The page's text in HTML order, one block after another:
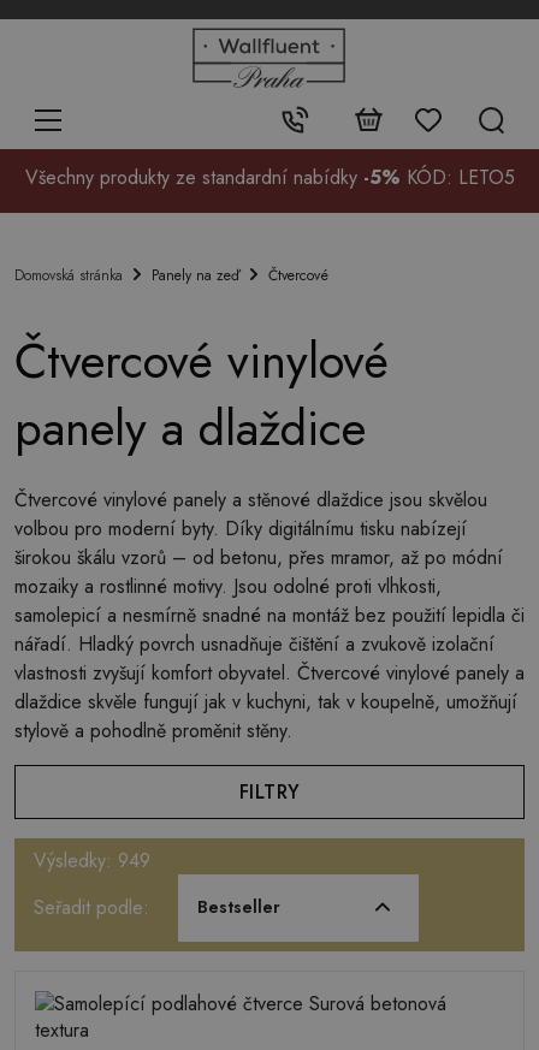
Kontakt:
+48
99
Všechny produkty ze standardní nabídky -5% KÓD: LETO5
Domovská stránka Panely na zeď Čtvercové
Čtvercové vinylové
panely a dlaždice
Čtvercové vinylové panely a stěnové dlaždice jsou skvělou
volbou pro moderní byty. Díky digitálnímu tisku nabízejí
širokou škálu vzorů – od betonu, přes mramor, až po módní
mozaiky a rostlinné motivy. Jsou odolné proti vlhkosti,
samolepicí a nesmírně snadné na montáž bez použití lepidla či
nářadí. Hladký povrch usnadňuje čištění a zvukově izolační
vlastnosti zvyšují komfort obyvatel. Čtvercové vinylové panely a
dlaždice skvěle fungují jak v kuchyni, tak v koupelně, umožňují
stylově a pohodlně proměnit stěny.
FILTRY
Výsledky: 949
Seřadit podle:
Bestseller